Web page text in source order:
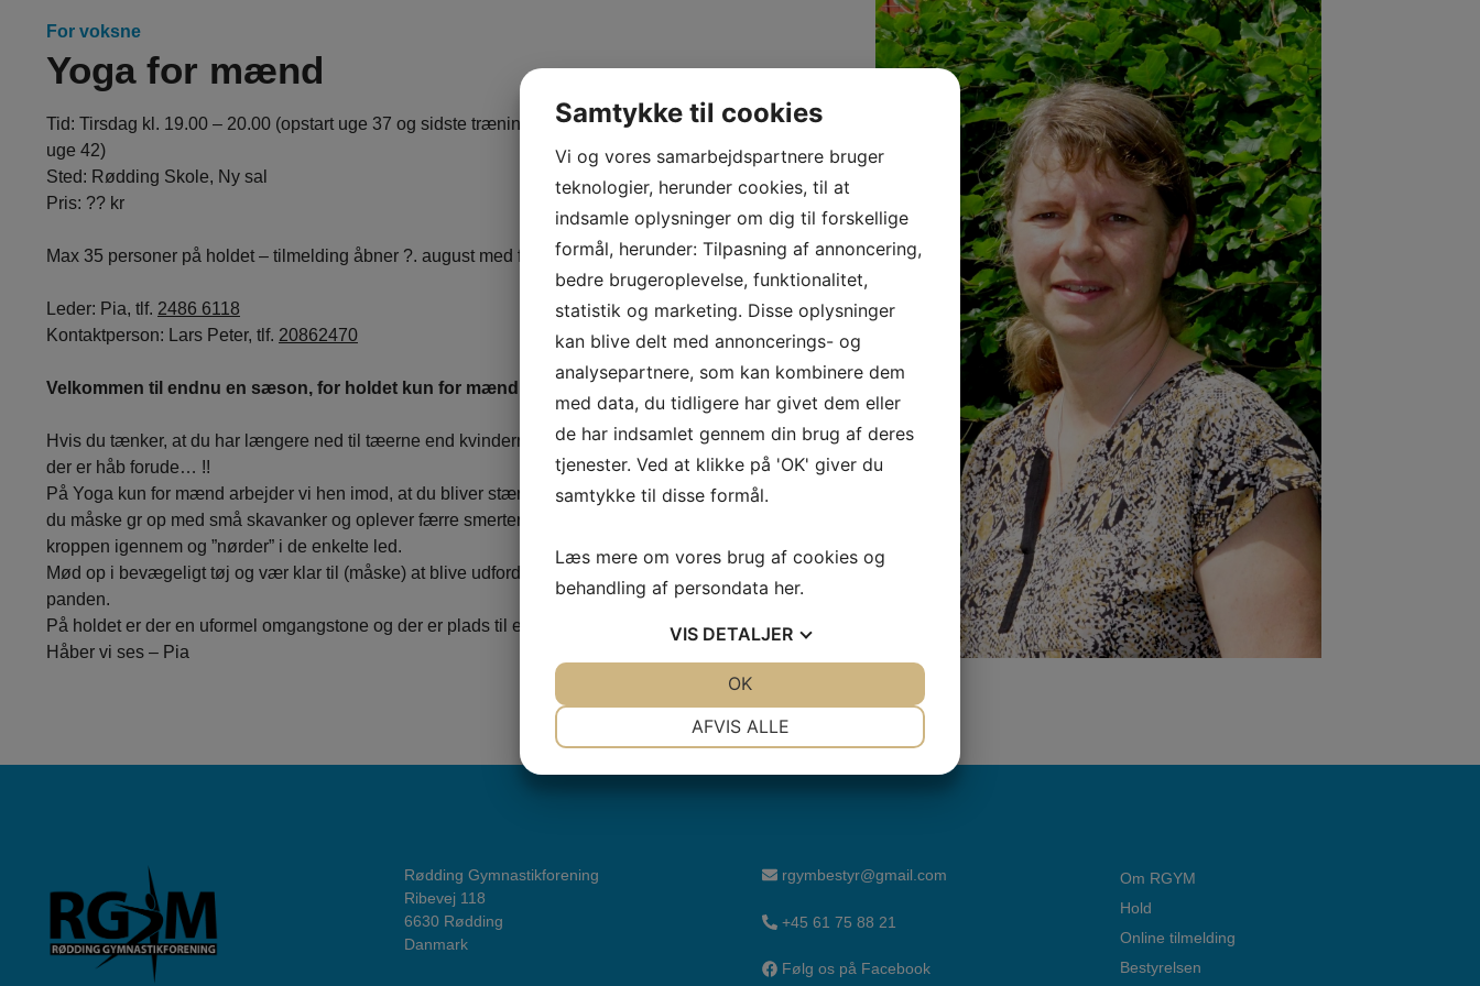
For voksne
Yoga for mænd
Tid: Tirsdag kl. 19.00 – 20.00 (opstart uge 37 og sidste træning uge 50 – ingen træning
uge 42)
Sted: Rødding Skole, Ny sal
Pris: ?? kr
Max 35 personer på holdet – tilmelding åbner ?. august med først til mølle!
Leder: Pia, tlf. 2486 6118
Kontaktperson: Lars Peter, tlf. 20862470
Velkommen til endnu en sæson, for holdet kun for mænd.
Hvis du tænker, at du har længere ned til tæerne end kvinderne har, så fortvivl ikke –
der er håb forude… !!
På Yoga kun for mænd arbejder vi hen imod, at du bliver stærkere og mere mobil, at
du måske gr op med små skavanker og oplever færre smerter. Vi arbejder hele
kroppen igennem og ”nørder” i de enkelte led.
Mød op i bevægeligt tøj og vær klar til (måske) at blive udfordret og få lidt sved på
panden.
På holdet er der en uformel omgangstone og der er plads til et godt grin.
Håber vi ses – Pia
Rødding Gymnastikforening
Ribevej 118
6630 Rødding
Danmark
rgymbestyr@gmail.com
+45 61 75 88 21
Følg os på Facebook
Om RGYM
Hold
Online tilmelding
Bestyrelsen
Samtykke til cookies
Vi og vores samarbejdspartnere bruger
teknologier, herunder cookies, til at
indsamle oplysninger om dig til forskellige
formål, herunder: Tilpasning af annoncering,
bedre brugeroplevelse, funktionalitet,
statistik og marketing. Disse oplysninger
kan blive delt med annoncerings- og
analysepartnere, som kan kombinere dem
med data, du tidligere har givet dem eller
de har indsamlet gennem din brug af deres
tjenester. Ved at klikke på 'OK' giver du
samtykke til disse formål.
Læs mere om vores brug af cookies og
behandling af persondata her.
VIS DETALJER
AFVIS ALLE
OK